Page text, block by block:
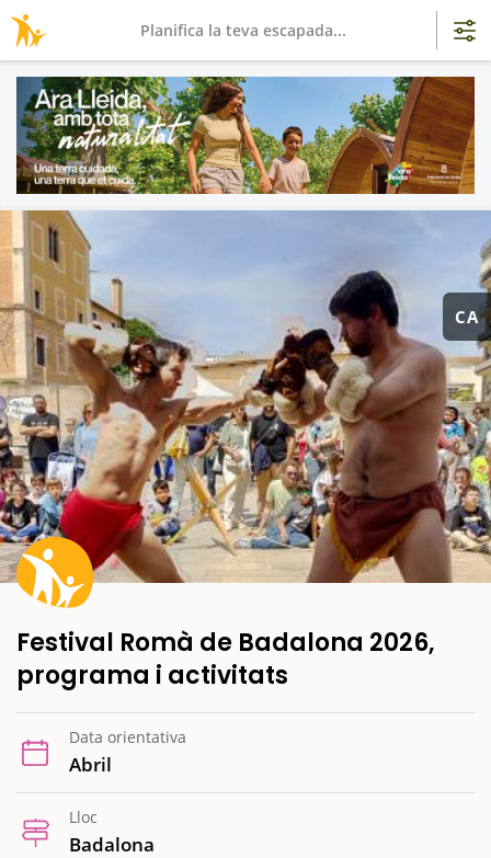
CA
Festival Romà de Badalona 2026,
programa i activitats
Data orientativa
Abril
Lloc
Badalona
Planifica la teva escapada...